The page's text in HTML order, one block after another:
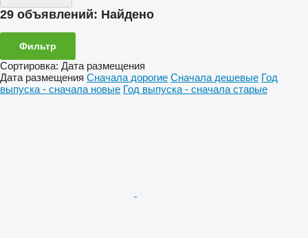
29 объявлений: Найдено
Фильтр
Сортировка: Дата размещения
Дата размещения Сначала дорогие Сначала дешевые Год
выпуска - сначала новые Год выпуска - сначала старые